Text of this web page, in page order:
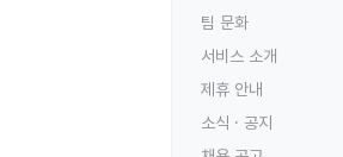
팀 문화
서비스 소개
제휴 안내
소식 · 공지